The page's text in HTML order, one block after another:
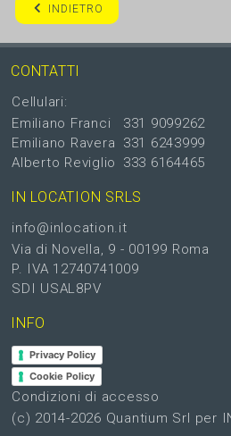
INDIETRO
CONTATTI
Cellulari:
Emiliano Franci
Emiliano Ravera
Alberto Reviglio
331 9099262
331 6243999
333 6164465
IN LOCATION SRLS
info@inlocation.it
Via di Novella, 9 - 00199 Roma
P. IVA 12740741009
SDI USAL8PV
INFO
Privacy Policy
Cookie Policy
Condizioni di accesso
(c) 2014-2026 Quantium Srl per